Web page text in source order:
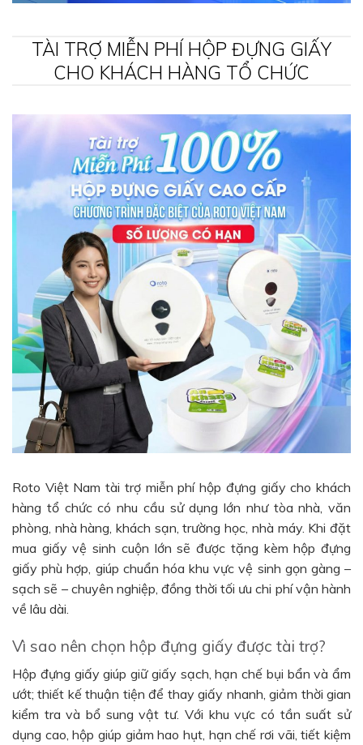
TÀI TRỢ MIỄN PHÍ HỘP ĐỰNG GIẤY
CHO KHÁCH HÀNG TỔ CHỨC
Roto Việt Nam tài trợ miễn phí hộp đựng giấy cho khách
hàng tổ chức có nhu cầu sử dụng lớn như tòa nhà, văn
phòng, nhà hàng, khách sạn, trường học, nhà máy. Khi đặt
mua giấy vệ sinh cuộn lớn sẽ được tặng kèm hộp đựng
giấy phù hợp, giúp chuẩn hóa khu vực vệ sinh gọn gàng –
sạch sẽ – chuyên nghiệp, đồng thời tối ưu chi phí vận hành
về lâu dài.
Vì sao nên chọn hộp đựng giấy được tài trợ?
Hộp đựng giấy giúp giữ giấy sạch, hạn chế bụi bẩn và ẩm
ướt; thiết kế thuận tiện để thay giấy nhanh, giảm thời gian
kiểm tra và bổ sung vật tư. Với khu vực có tần suất sử
dụng cao, hộp giúp giảm hao hụt, hạn chế rơi vãi, tiết kiệm